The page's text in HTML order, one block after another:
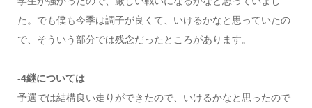
た。でも僕も今季は調子が良くて、いけるかなと思っていたの
で、そういう部分では残念だったところがあります。
-4継については
予選では結構良い走りができたので、いけるかなと思ったので